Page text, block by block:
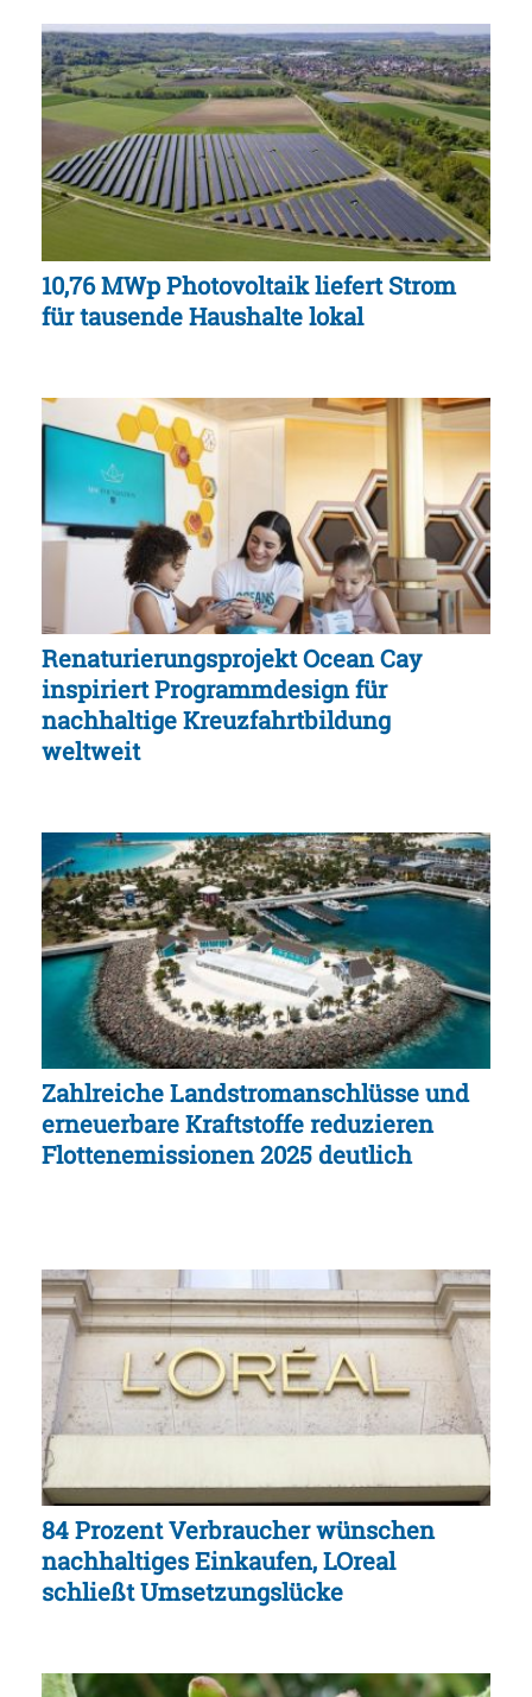
10,76 MWp Photovoltaik liefert Strom
für tausende Haushalte lokal
Renaturierungsprojekt Ocean Cay
inspiriert Programmdesign für
nachhaltige Kreuzfahrtbildung
weltweit
Zahlreiche Landstromanschlüsse und
erneuerbare Kraftstoffe reduzieren
Flottenemissionen 2025 deutlich
84 Prozent Verbraucher wünschen
nachhaltiges Einkaufen, LOreal
schließt Umsetzungslücke